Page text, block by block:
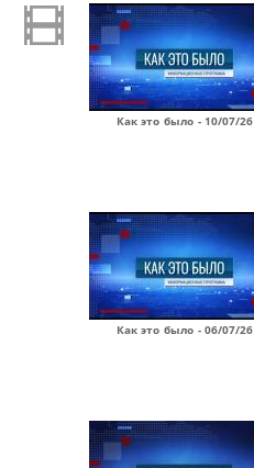
Как это было - 10/07/26
Как это было - 06/07/26